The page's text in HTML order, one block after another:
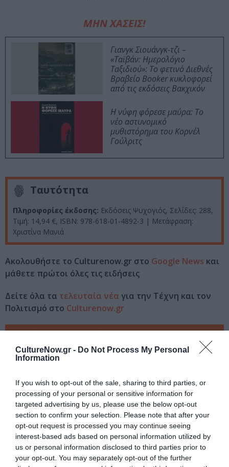
CultureNow.gr - Do Not Process My Personal
Information
If you wish to opt-out of the sale, sharing to third parties, or
processing of your personal or sensitive information for
targeted advertising by us, please use the below opt-out
section to confirm your selection. Please note that after your
opt-out request is processed you may continue seeing
interest-based ads based on personal information utilized by
us or personal information disclosed to third parties prior to
your opt-out. You may separately opt-out of the further
ΜΗΝ ΧΑΣΕΙΣ!
Γιανγκ Σιουάνγκ-τζι –
«Ταϊβάν: Ημερολόγιο
Ταξιδιού»: Το φετινό Διεθνές
Βραβείο Booker κυκλοφορεί
από τις εκδόσεις Βακχικόν
Η νύφη φόρεσε μαύρα: Το
νέο αστυνομικό
μυθιστόρημα του Κορνέλ
Γούλριτς
Ταυτότητα
Πληροφορίες έκδοσης: Εκδόσεις Ψυχογιός, Σελίδες: 288,
Τιμή: 14,94 €, ISBN: 978-618-01-4892-3 | Μετάφραση:
Χριστίνα Μανιά
Ακολουθήστε το Culturenow.gr στο Google News και
μάθετε πρώτοι όλες τις ειδήσεις
Δείτε όλα τα τελευταία νέα για την Τέχνη και τον
Πολιτισμό στο Culturenow.gr
Νέοι Διαγωνισμοί❯
Tags
ΕΚΔΟΣΕΙΣ ΨΥΧΟΓΙΟΣ
ΞΕΝΟΙ ΣΥΓΓΡΑΦΕΙΣ
ΠΕΖΟΓΡΑΦΙΑ
Newsletter
Κάθε βδομάδα στο e-mail σας τα τελευταία νέα για
την Τέχνη και τον Πολιτισμό!